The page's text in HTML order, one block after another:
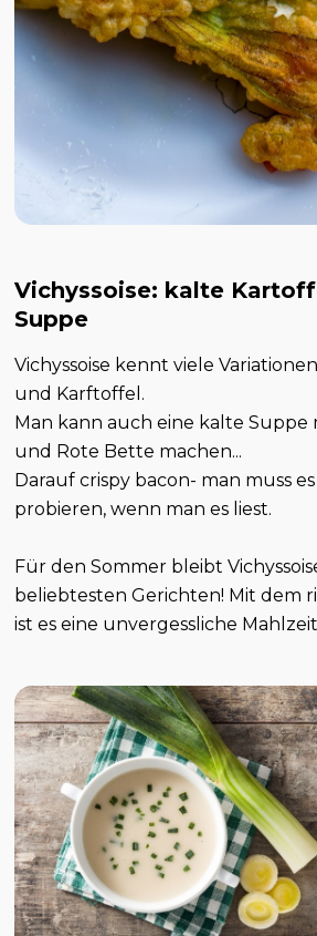
Vichyssoise: kalte
Suppe
Vichyssoise kennt viele
und Karftoffel.
Man kann auch eine kalte Suppe
und Rote Bette machen...
Darauf crispy bacon- man muss
probieren, wenn man es liest.
Für den Sommer bleibt
beliebtesten Gerichten! Mit dem
ist es eine unvergessliche